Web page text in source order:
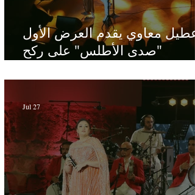
عطيل معاوي يقدم العرض الأول
"صدى الأطلس" على ركح
طابعها الخاص
Jul 27